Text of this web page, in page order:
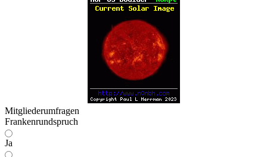
Mitgliederumfragen
Frankenrundspruch
Ja